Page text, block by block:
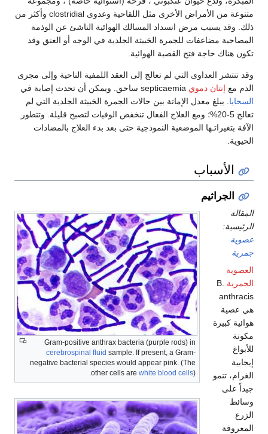
متنوعة من الأمراض الأخرى مثل اللقاحية وعدوى clostridial وأكثر من
ذلك. وقد يسبب مرض انسداد المسالك الهوائية الناشئ عن الوذمة
المصاحبة مضاعفات للجمرة الخبيثة الجلدية في الوجه أو العنق وقد
تكون هناك حاجة فتح القصبة الهوائية.
وقد تنتشر العداوى التي لم تعالج إلى العقد اللمفية الناحية وإلى مجرى
الدم مع إنتان دموي
السحايا. يبلغ معدل الإماتة بين حالات الجمرة الخبيثة الجلدية التي لم
تعالج 5-20%؛ ومع العلاج الفعال تنخفض الوفيات لتصبح قليلة. وتتطور
الآفة بتغيراتـها الموضعية النموذجية حتى بعد بدء العلاج بالمضادات
الحيوية.
الأسباب
الجراثيم
Gram-positive anthrax bacteria (purple rods) in
cerebrospinal fluid sample. If present, a Gram-
negative bacterial species would appear pink. (The
other cells are white blood cells).
المقالة
الرئيسية:
عصوية
جمرية
العصوية
الجمرية B.
anthracis
هي عصية
هوائية كبيرة
مكونة
للأبواغ
إيجابية
الغرام، تنمو
جيداً على
وسائط
الزرع
المعروفة